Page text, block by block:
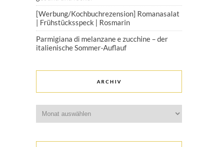
[Werbung/Kochbuchrezension] Romanasalat
| Frühstücksspeck | Rosmarin
Parmigiana di melanzane e zucchine – der
italienische Sommer-Auflauf
ARCHIV